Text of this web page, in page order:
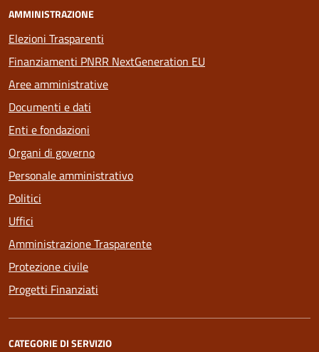
AMMINISTRAZIONE
Elezioni Trasparenti
Finanziamenti PNRR NextGeneration EU
Aree amministrative
Documenti e dati
Enti e fondazioni
Organi di governo
Personale amministrativo
Politici
Uffici
Amministrazione Trasparente
Protezione civile
Progetti Finanziati
CATEGORIE DI SERVIZIO